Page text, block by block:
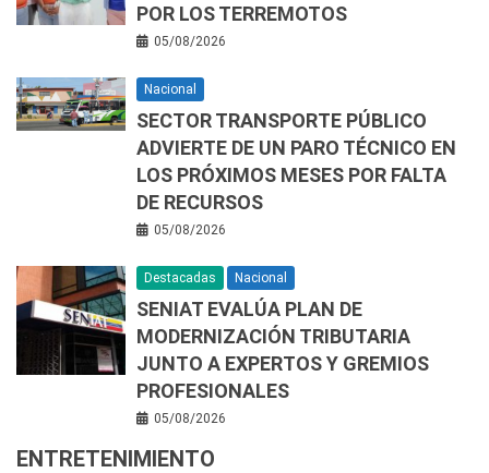
POR LOS TERREMOTOS
05/08/2026
Nacional
SECTOR TRANSPORTE PÚBLICO
ADVIERTE DE UN PARO TÉCNICO EN
LOS PRÓXIMOS MESES POR FALTA
DE RECURSOS
05/08/2026
Destacadas Nacional
SENIAT EVALÚA PLAN DE
MODERNIZACIÓN TRIBUTARIA
JUNTO A EXPERTOS Y GREMIOS
PROFESIONALES
05/08/2026
ENTRETENIMIENTO